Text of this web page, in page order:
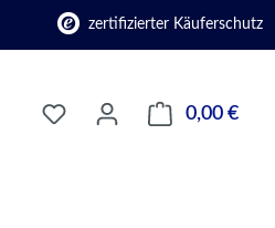
zertifizierter Käuferschutz
0,00 €